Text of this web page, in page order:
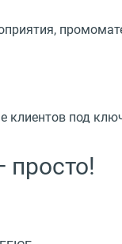
клиентов под
просто!